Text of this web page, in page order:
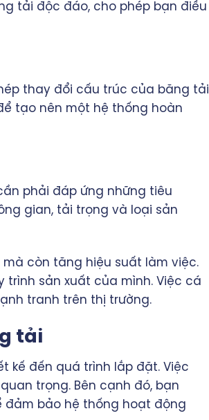
tải độc đáo, cho phép bạn điều
thay đổi cấu trúc của băng tải
tạo nên một hệ thống hoàn
phải đáp ứng những tiêu
gian, tải trọng và loại sản
còn tăng hiệu suất làm việc.
sản xuất của mình. Việc cá
tranh trên thị trường.
tải
kế đến quá trình lắp đặt. Việc
trọng. Bên cạnh đó, bạn
đảm bảo hệ thống hoạt động